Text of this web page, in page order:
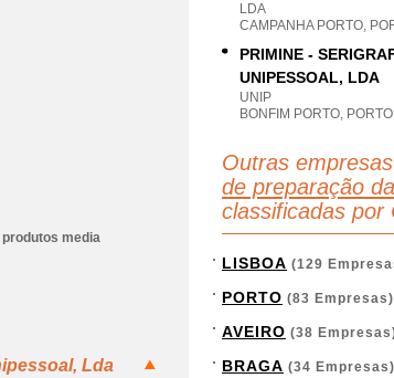
media
Lda
LDA
CAMPANHA PORTO,
PRIMINE -
UNIPESSOAL, LDA
UNIP
BONFIM PORTO, PORTO
Outras
de preparação
classificadas por
LISBOA (129
PORTO (83 Empresas)
AVEIRO (38
BRAGA (34 Empresas)